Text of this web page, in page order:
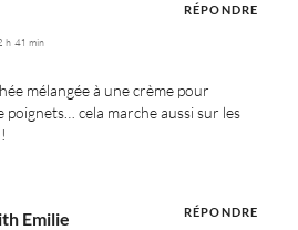
h 41 min
mélangée à une crème pour
cela marche aussi sur les
RÉPONDRE
Emilie RÉPONDRE